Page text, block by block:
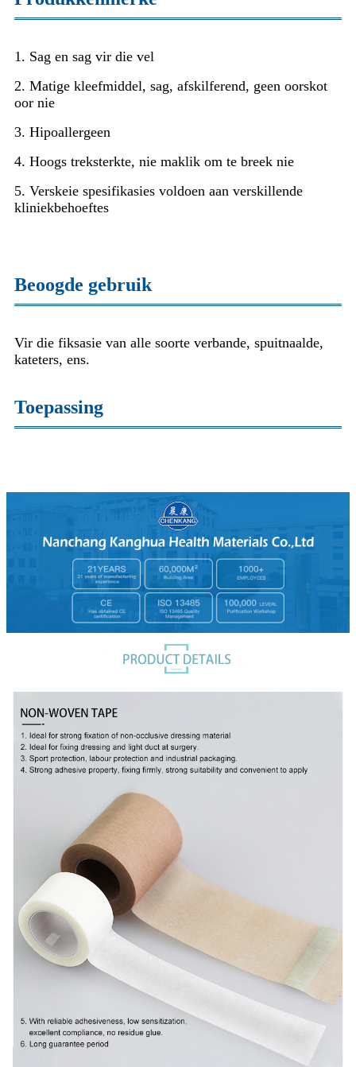
1. Sag en sag vir die vel
2. Matige kleefmiddel, sag, afskilferend, geen oorskot
oor nie
3. Hipoallergeen
4. Hoogs treksterkte, nie maklik om te breek nie
5. Verskeie spesifikasies voldoen aan verskillende
kliniekbehoeftes
Beoogde gebruik
Vir die fiksasie van alle soorte verbande, spuitnaalde,
kateters, ens.
Toepassing